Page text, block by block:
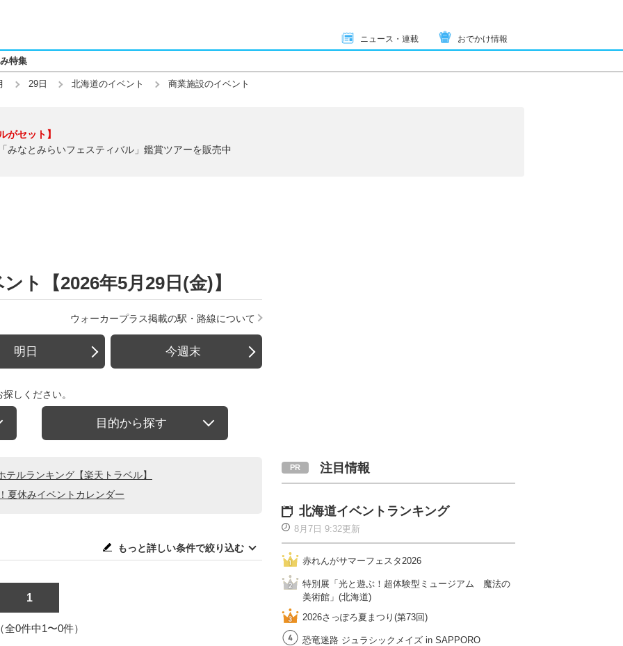
ニュース・連載 おでかけ情報
特集
29日 北海道のイベント 商業施設のイベント
がセット】
みなとみらいフェスティバル」鑑賞ツアーを販売中
ト【2026年5月29日(金)】
ウォーカープラス掲載の駅・路線について
明日 今週末
しください。
目的から探す
ルランキング【楽天トラベル】
夏休みイベントカレンダー
もっと詳しい条件で絞り込む
1
全0件中1〜0件）
注目情報
北海道イベントランキング
8月7日 9:32更新
赤れんがサマーフェスタ2026
特別展「光と遊ぶ！超体験型ミュージアム 魔法の
美術館」(北海道)
2026さっぽろ夏まつり(第73回)
恐竜迷路 ジュラシックメイズ in SAPPORO